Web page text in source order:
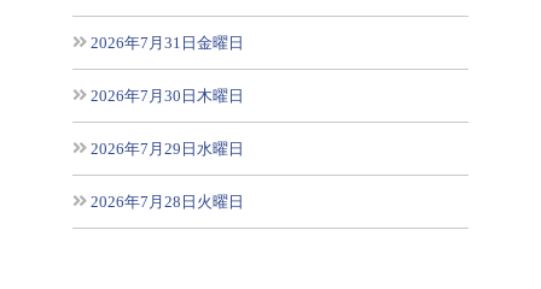
2026年7月31日金曜日
2026年7月30日木曜日
2026年7月29日水曜日
2026年7月28日火曜日